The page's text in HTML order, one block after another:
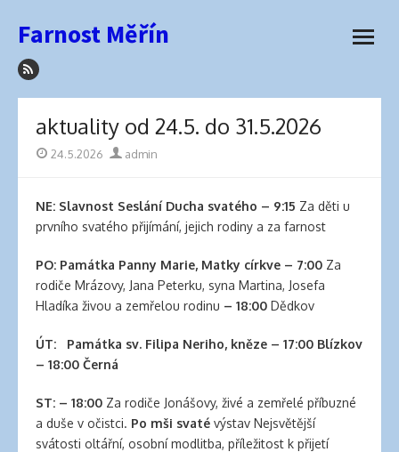
with
lingerie
london
na
Farnost Měřín
otevřít
aktuality od 24.5. do 31.5.2026
Publikováno
24.5.2026 Autoradmin
NE: Slavnost Seslání Ducha svatého – 9:15 Za děti u
prvního svatého přijímání, jejich rodiny a za farnost
PO: Památka Panny Marie, Matky církve – 7:00 Za
rodiče Mrázovy, Jana Peterku, syna Martina, Josefa
Hladíka živou a zemřelou rodinu – 18:00 Dědkov
ÚT: Památka sv. Filipa Neriho, kněze – 17:00 Blízkov
– 18:00 Černá
ST: – 18:00 Za rodiče Jonášovy, živé a zemřelé příbuzné
a duše v očistci. Po mši svaté výstav Nejsvětější
svátosti oltářní, osobní modlitba, příležitost k přijetí